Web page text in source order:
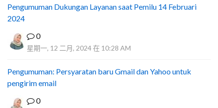
Pengumuman Dukungan Layanan saat Pemilu 14 Februari
2024
0
星期一, 12 二月, 2024 在 10:28 AM
Pengumuman: Persyaratan baru Gmail dan Yahoo untuk
pengirim email
0